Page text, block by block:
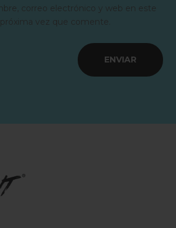
correo electrónico y web en este
vez que comente.
ENVIAR